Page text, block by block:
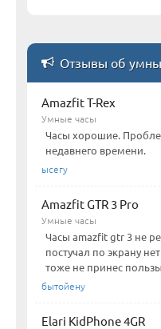
Отзывы об
Amazfit T-Rex
Умные часы
Часы хорошие.
недавнего времени.
ысегу
Amazfit GTR 3 Pro
Умные часы
Часы amazfit gtr 3 не
постучал по экрану
тоже не принес
бытойену
Elari KidPhone 4GR